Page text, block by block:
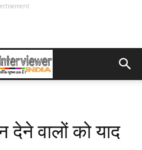
देने वालों को याद